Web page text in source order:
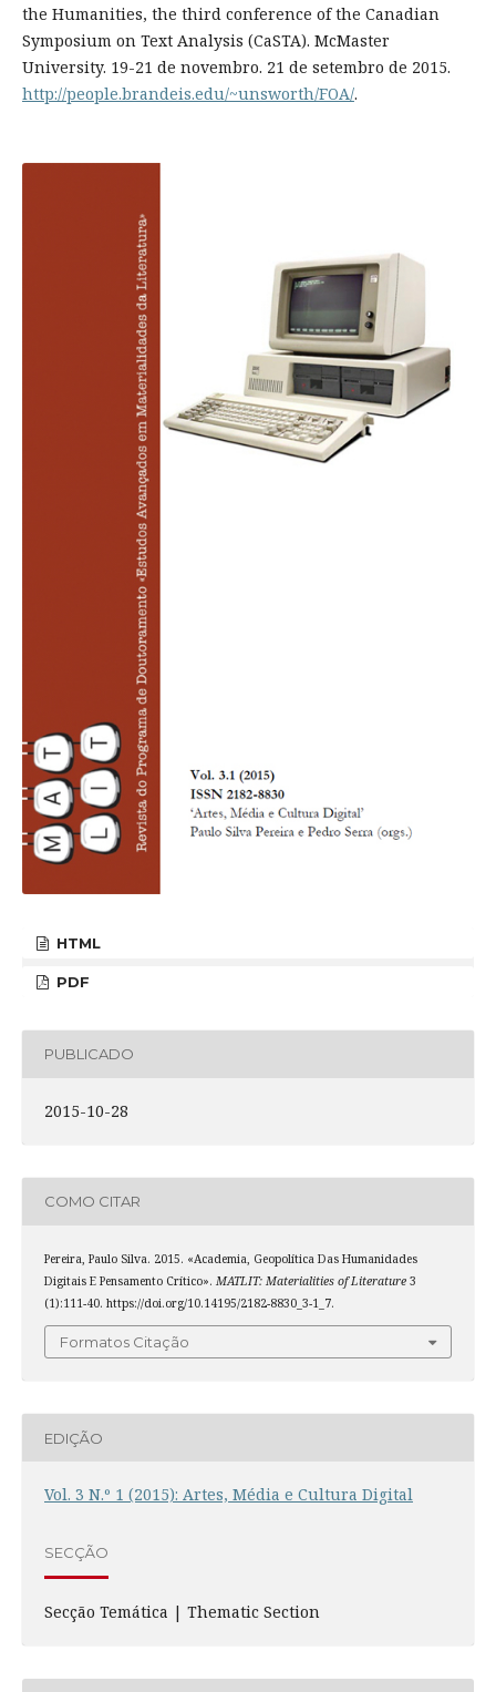
the Humanities, the third conference of the Canadian
Symposium on Text Analysis (CaSTA). McMaster
University. 19-21 de novembro. 21 de setembro de 2015.
http://people.brandeis.edu/~unsworth/FOA/.
HTML
PDF
PUBLICADO
2015-10-28
COMO CITAR
Pereira, Paulo Silva. 2015. «Academia, Geopolítica Das Humanidades
Digitais E Pensamento Crítico». MATLIT: Materialities of Literature3
(1):111-40. https://doi.org/10.14195/2182-8830_3-1_7.
Formatos Citação
EDIÇÃO
Vol. 3 N.º 1 (2015): Artes, Média e Cultura Digital
SECÇÃO
Secção Temática | Thematic Section